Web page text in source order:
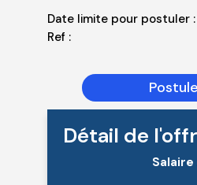
Date limite pour postuler :
Ref :
Détail de
Salaire